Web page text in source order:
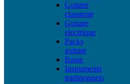
Guitare
classique
Guitare
electrique
Packs
guitare
Basse
Instruments
traditionnels